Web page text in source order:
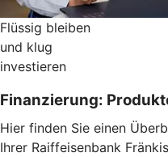
Flüssig bleiben
und klug
investieren
Finanzierung:
Hier finden Sie einen
Ihrer Raiffeisenbank